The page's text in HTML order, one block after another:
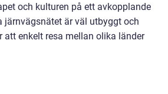
och kulturen på ett avkopplande
järnvägsnätet är väl utbyggt och
att enkelt resa mellan olika länder